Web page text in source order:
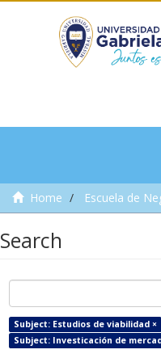
Home Escuela de
Search
Subject: Estudios de viabilidad ×
Subject: Investicación de